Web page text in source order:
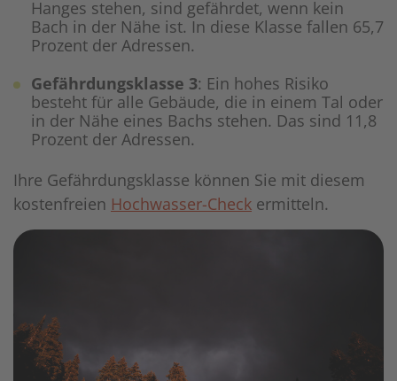
Hanges stehen, sind gefährdet, wenn kein
Bach in der Nähe ist. In diese Klasse fallen 65,7
Prozent der Adressen.
Gefährdungsklasse 3: Ein hohes Risiko
besteht für alle Gebäude, die in einem Tal oder
in der Nähe eines Bachs stehen. Das sind 11,8
Prozent der Adressen.
Ihre Gefährdungsklasse können Sie mit diesem
kostenfreien Hochwasser-Check ermitteln.